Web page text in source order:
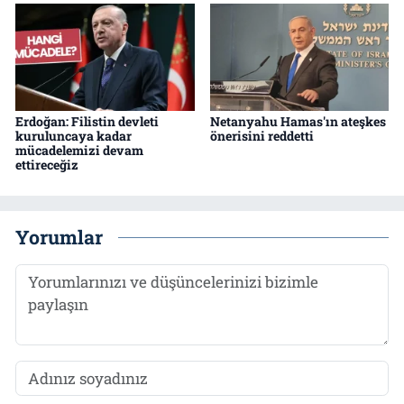
Erdoğan: Filistin devleti
kuruluncaya kadar
mücadelemizi devam
ettireceğiz
Netanyahu Hamas'ın ateşkes
önerisini reddetti
Yorumlar